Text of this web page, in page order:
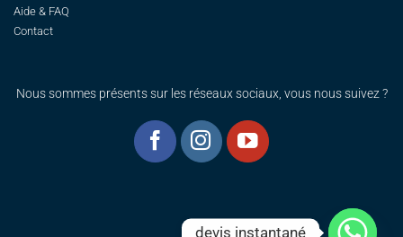
Aide & FAQ
Contact
Nous sommes présents sur les réseaux sociaux, vous nous suivez ?
devis instantané